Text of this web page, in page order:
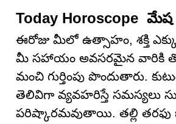
Today Horoscope
ఈరోజు మీలో ఉత్సాహం, శక్తి
మీ సహాయం అవసరమైన వారికి
మంచి గుర్తింపు పొందుతారు.
తెలివిగా వ్యవహరిస్తే సమస్యలు
పరిష్కారమవుతాయి. తల్లి తరఫు